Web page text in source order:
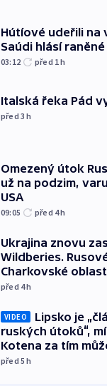
Hútíové udeřili na
Saúdi hlásí
03:12 před 1h
Italská řeka Pád
před 3h
Omezený útok
už na podzim,
USA
09:05 před 4h
Ukrajina znovu
Wildberies.
Charkovské
před 4h
VIDEO
Lipsko je
ruských útoků“,
Kotena za tím
před 5h